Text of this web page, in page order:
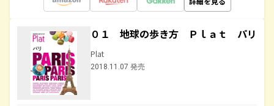
０１ 地球の歩き方 Ｐｌａｔ パリ
Plat
2018.11.07 発売